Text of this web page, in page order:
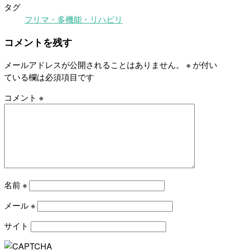
タグ
フリマ・多機能・リハビリ
コメントを残す
メールアドレスが公開されることはありません。 ※ が付い
ている欄は必須項目です
コメント ※
名前※
メール※
サイト